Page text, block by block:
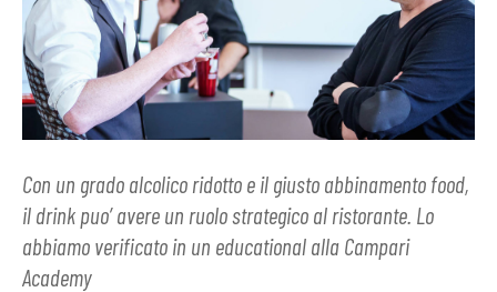
Con un grado alcolico ridotto e il giusto abbinamento food,
il drink puo’ avere un ruolo strategico al ristorante. Lo
abbiamo verificato in un educational alla Campari
Academy